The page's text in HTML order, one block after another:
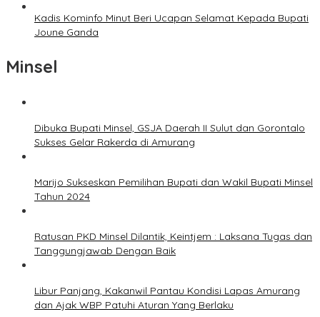
Kadis Kominfo Minut Beri Ucapan Selamat Kepada Bupati
Joune Ganda
Minsel
Dibuka Bupati Minsel, GSJA Daerah II Sulut dan Gorontalo
Sukses Gelar Rakerda di Amurang
Marijo Sukseskan Pemilihan Bupati dan Wakil Bupati Minsel
Tahun 2024
Ratusan PKD Minsel Dilantik, Keintjem : Laksana Tugas dan
Tanggungjawab Dengan Baik
Libur Panjang, Kakanwil Pantau Kondisi Lapas Amurang
dan Ajak WBP Patuhi Aturan Yang Berlaku